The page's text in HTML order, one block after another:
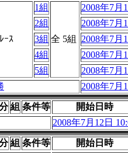
ｰｽ
1組
全 5組
2008年7月
2組
2008年7月
3組
2008年7月
4組
2008年7月
5組
2008年7月
2008年7月
組 条件等
開始日時
2008年7月12日
組 条件等
開始日時